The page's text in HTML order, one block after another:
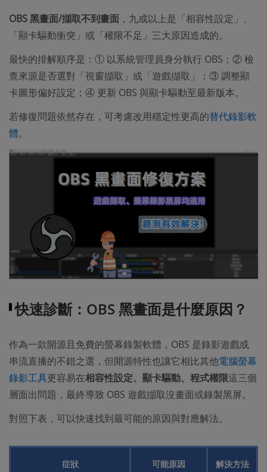
OBS 黑畫面/擷取不到畫面 ，九成以上是「相容性設定」、
「顯卡驅動衝突」或「權限不足」三大原因造成的。
最快的排解順序是：① 以系統管理員身分執行 OBS；② 檢
查來源是否選對「視窗擷取」或「遊戲擷取」；③ 調整顯
卡圖形偏好設定；④ 更新 OBS 與顯卡驅動至最新版本。
若修復問題依然存在，可考慮改用穩定性更高的替代錄影軟
體。
快速診斷：OBS 黑畫面是什麼原因？
作為一款開源且免費的螢幕錄製軟體，OBS 是錄影遊戲或
串流直播的不錯之選，但開源特性也讓它相比其他電腦螢幕
錄影工具更容易在相容性設定、顯卡驅動、程式權限這三個
層面出問題，最終導致 OBS 遊戲擷取沒畫面或錄製黑屏。
對照下表，可以快速找到最可能的原因與對應解法。
症狀 可能原因 解決方法